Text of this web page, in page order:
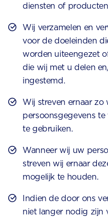
diensten of
Wij verzamelen en
voor de doeleinden
worden uiteengezet
die wij met u delen
ingestemd.
Wij streven ernaar zo
persoonsgegevens te
te gebruiken.
Wanneer wij uw
streven wij ernaar
mogelijk te houden.
Indien de door ons
niet langer nodig zijn